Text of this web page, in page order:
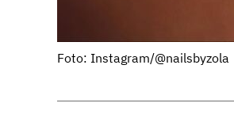
Foto: Instagram/@nailsbyzola